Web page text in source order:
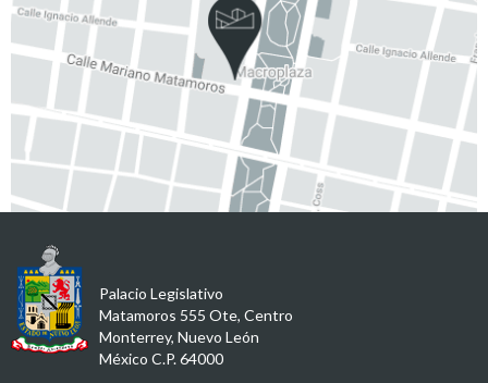
Palacio Legislativo
Matamoros 555 Ote, Centro
Monterrey, Nuevo León
México C.P. 64000